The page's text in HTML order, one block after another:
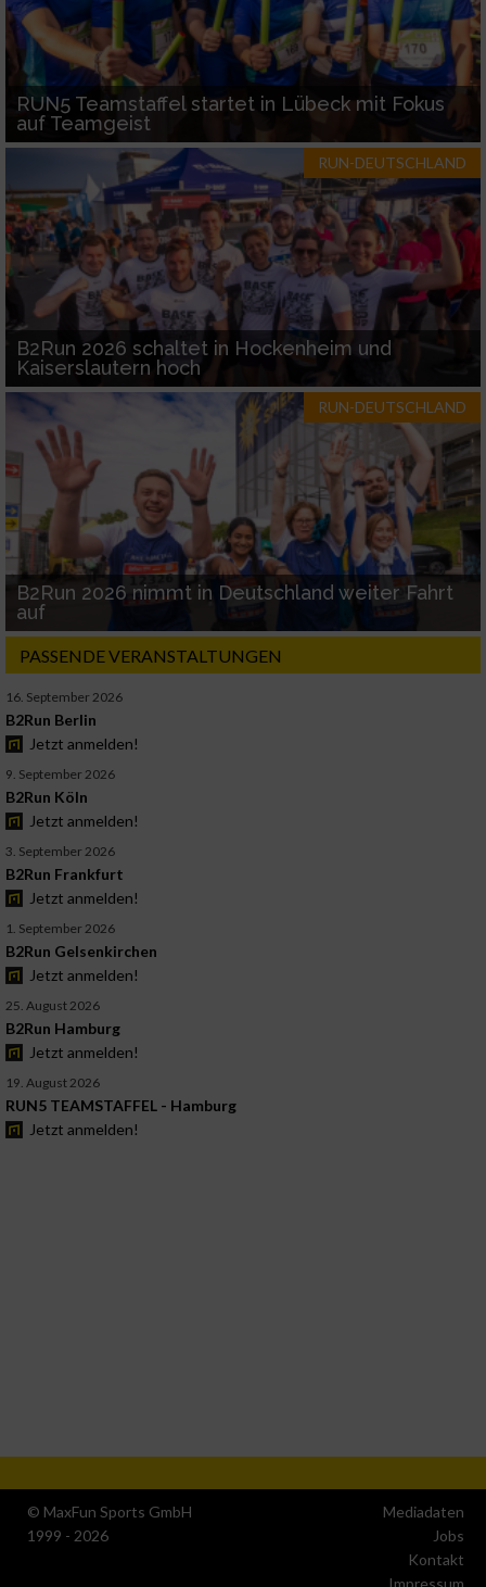
RUN5 Teamstaffel startet in Lübeck mit Fokus
auf Teamgeist
RUN-DEUTSCHLAND
B2Run 2026 schaltet in Hockenheim und
Kaiserslautern hoch
RUN-DEUTSCHLAND
B2Run 2026 nimmt in Deutschland weiter Fahrt
auf
PASSENDE VERANSTALTUNGEN
16. September 2026
B2Run Berlin
Jetzt anmelden!
9. September 2026
B2Run Köln
Jetzt anmelden!
3. September 2026
B2Run Frankfurt
Jetzt anmelden!
1. September 2026
B2Run Gelsenkirchen
Jetzt anmelden!
25. August 2026
B2Run Hamburg
Jetzt anmelden!
19. August 2026
RUN5 TEAMSTAFFEL - Hamburg
Jetzt anmelden!
© MaxFun Sports GmbH
1999 - 2026
Mediadaten
Jobs
Kontakt